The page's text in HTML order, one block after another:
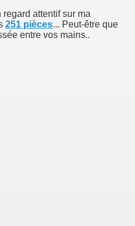
attentif sur ma
251 pièces... Peut-être que
entre vos mains..